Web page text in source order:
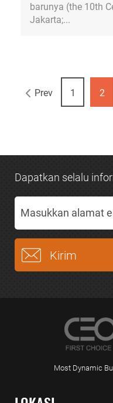
barunya (the 10th
Jakarta;...
Prev 1 2
Dapatkan selalu
Most Dynamic